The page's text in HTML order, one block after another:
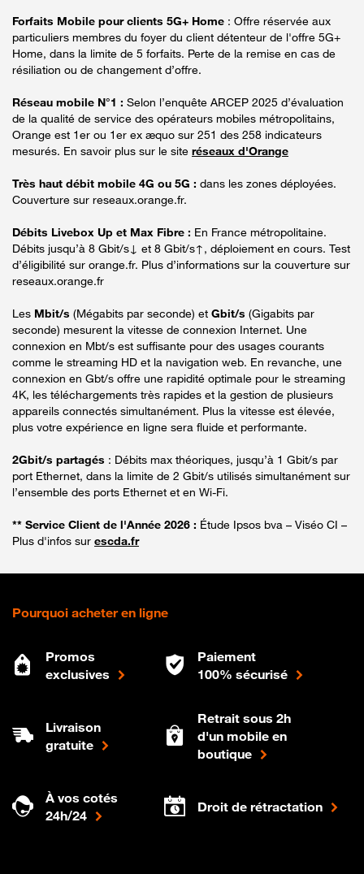
Forfaits Mobile pour clients 5G+ Home : Offre réservée aux
particuliers membres du foyer du client détenteur de l'offre 5G+
Home, dans la limite de 5 forfaits. Perte de la remise en cas de
résiliation ou de changement d’offre.
Réseau mobile N°1 : Selon l’enquête ARCEP 2025 d’évaluation
de la qualité de service des opérateurs mobiles métropolitains,
Orange est 1er ou 1er ex æquo sur 251 des 258 indicateurs
mesurés. En savoir plus sur le site réseaux d'Orange
Très haut débit mobile 4G ou 5G : dans les zones déployées.
Couverture sur reseaux.orange.fr.
Débits Livebox Up et Max Fibre : En France métropolitaine.
Débits jusqu’à 8 Gbit/s↓ et 8 Gbit/s↑, déploiement en cours. Test
d’éligibilité sur orange.fr. Plus d’informations sur la couverture sur
reseaux.orange.fr
Les Mbit/s (Mégabits par seconde) et Gbit/s (Gigabits par
seconde) mesurent la vitesse de connexion Internet. Une
connexion en Mbt/s est suffisante pour des usages courants
comme le streaming HD et la navigation web. En revanche, une
connexion en Gbt/s offre une rapidité optimale pour le streaming
4K, les téléchargements très rapides et la gestion de plusieurs
appareils connectés simultanément. Plus la vitesse est élevée,
plus votre expérience en ligne sera fluide et performante.
2Gbit/s partagés : Débits max théoriques, jusqu’à 1 Gbit/s par
port Ethernet, dans la limite de 2 Gbit/s utilisés simultanément sur
l’ensemble des ports Ethernet et en Wi-Fi.
** Service Client de l'Année 2026 : Étude Ipsos bva – Viséo CI –
Plus d'infos sur escda.fr
Pourquoi acheter en ligne
Promos
exclusives
Paiement
100% sécurisé
Livraison
gratuite
Retrait sous 2h
d'un mobile en
boutique
À vos cotés
24h/24
Droit de rétractation